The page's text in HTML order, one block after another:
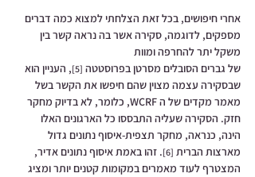
אחרי חיפושים, בכל זאת הצלחתי למצוא כמה דברים
מספקים, לדוגמה, סקירה אשר בה נראה קשר בין
משקל יתר להחרפה ומוות
של גברים הסובלים מסרטן בפרוסטטה [5]
, העניין הוא
שבסקירה עצמה מצוין שהם חיפשו את הקשר בשל
מאמר מקדים של ה WCRF, כלומר, לא בדיוק מחקר
חזק. הסקירה שעליה התבססו כל הארגונים האלו
הינה, כנראה, מחקר תצפית-איסוף נתונים גדול
מארצות הברית [6]
. זהו באמת איסוף נתונים אדיר,
המצטרף לעוד מאמרים במקומות קטנים יותר ומציג